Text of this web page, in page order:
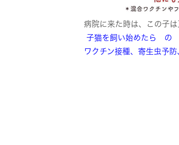
病院に来た時は、この子
子猫を飼い始めたら の
ワクチン接種、寄生虫予